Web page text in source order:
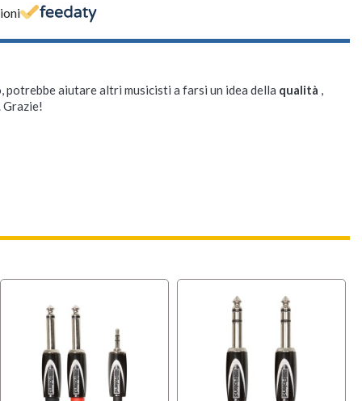
aiutare altri musicisti a farsi un idea della qualità ,